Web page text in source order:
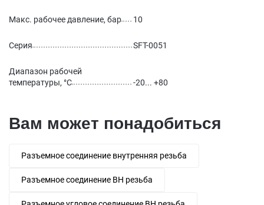
Макс. рабочее давление, бар 10
Серия SFT-0051
Диапазон рабочей
температуры, °С
-20... +80
Вам может понадобиться
Разъемное соединение внутренняя резьба
Разъемное соединение ВН резьба